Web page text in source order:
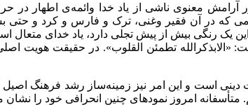
آرامش معنوی ناشی از یاد خدا وائمه‌ی
اطهار در
که در آن فقیر وغنی، ترک و فارس و کرد و حتی
یک رنگی بیش از پیش تجلی دارد، یاد خدای
تطمئن القلوب». در حقیقت هویت
است و این امر نیز زمینه‌ساز رشد فرهنگ اصیل
امروز نمودهای چنین انحرافی خود را نشان